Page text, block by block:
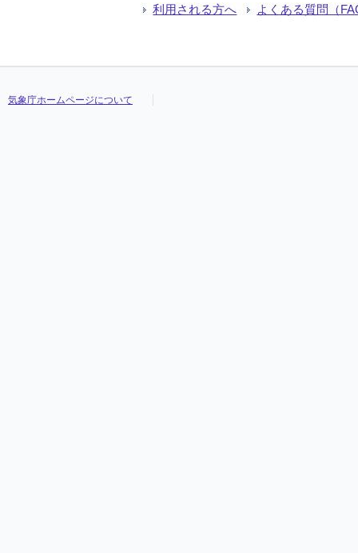
利用される方へ よくある質問（
気象庁ホームページについて